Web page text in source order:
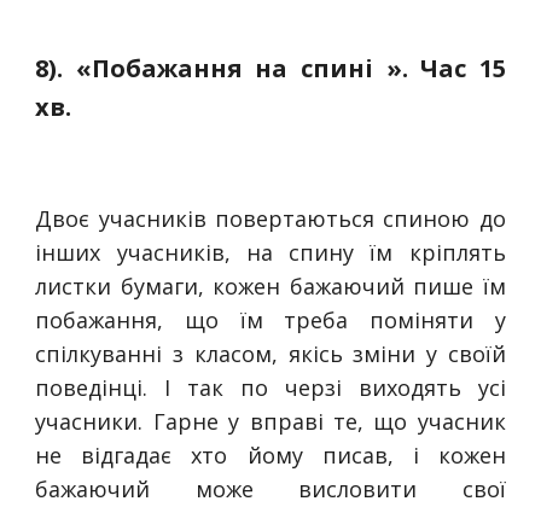
8). «Побажання на спині ». Час 15
хв.
Двоє учасників повертаються спиною до
інших учасників, на спину їм кріплять
листки бумаги, кожен бажаючий пише їм
побажання, що їм треба поміняти у
спілкуванні з класом, якісь зміни у своїй
поведінці. І так по черзі виходять усі
учасники. Гарне у вправі те, що учасник
не відгадає хто йому писав, і кожен
бажаючий може висловити свої